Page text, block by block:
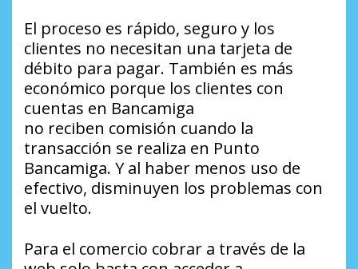
El proceso es rápido, seguro y los
clientes no necesitan una tarjeta de
débito para pagar. También es más
económico porque los clientes con
cuentas en Bancamiga
no reciben comisión cuando la
transacción se realiza en Punto
Bancamiga. Y al haber menos uso de
efectivo, disminuyen los problemas con
el vuelto.
Para el comercio cobrar a través de la